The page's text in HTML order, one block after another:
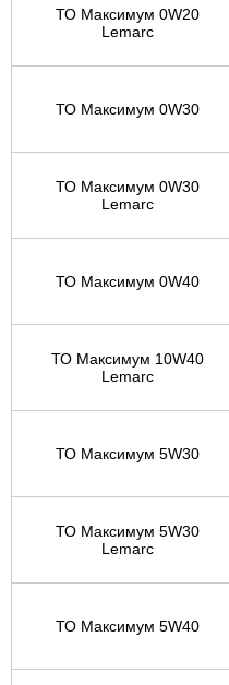
ТО Максимум 0W20
Lemarc
ТО Максимум 0W30
ТО Максимум 0W30
Lemarc
ТО Максимум 0W40
ТО Максимум 10W40
Lemarc
ТО Максимум 5W30
ТО Максимум 5W30
Lemarc
ТО Максимум 5W40